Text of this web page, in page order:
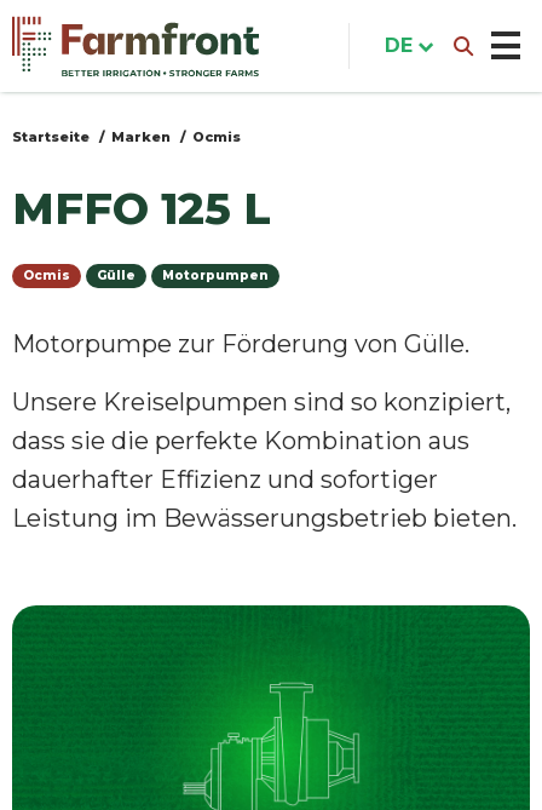
Direkt
zum
Inhalt
Sie
hier
Startseite Marken Ocmis
MFFO 125 L
Ocmis Gülle Motorpumpen
Motorpumpe zur Förderung von Gülle.
Unsere Kreiselpumpen sind so konzipiert,
dass sie die perfekte Kombination aus
dauerhafter Effizienz und sofortiger
Leistung im Bewässerungsbetrieb bieten.
DE